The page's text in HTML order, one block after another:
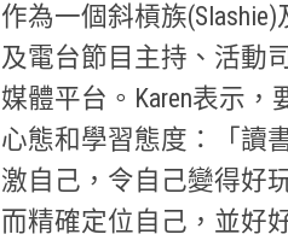
作為一個斜槓族
及電台節目主持、活動
媒體平台。Karen表示
心態和學習態度：「讀
激自己，令自己變得好
而精確定位自己，並好